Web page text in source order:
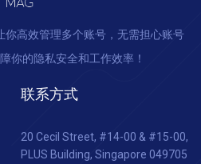
你高效管理多个账号，无需担心账号
你的隐私安全和工作效率！
联系方式
20 Cecil Street, #14-00 & #15-00,
PLUS Building, Singapore 049705